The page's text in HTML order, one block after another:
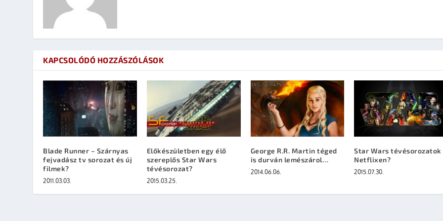
KAPCSOLÓDÓ HOZZÁSZÓLÁSOK
Blade Runner – Szárnyas
fejvadász tv sorozat és új
filmek?
2011.03.03.
Előkészületben egy élő
szereplős Star Wars
tévésorozat?
2015.03.25.
George R.R. Martin téged
is durván lemészárol…
2014.06.06.
Star Wars tévésorozatok
Netflixen?
2015.07.30.